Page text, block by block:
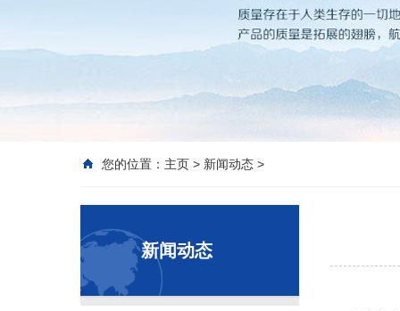
您的位置： 主页 > 新闻动态 >
新闻动态